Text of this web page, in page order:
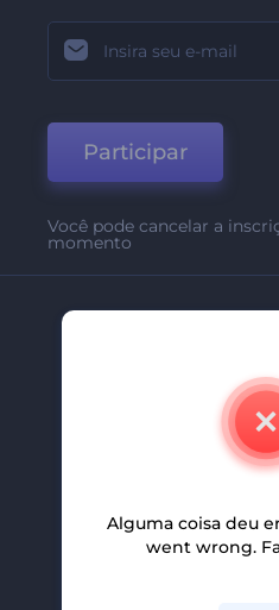
Participar
Você pode cancelar a
momento
Contate-Nos
Carreiras
Programa De
Alguma coisa deu
went wrong.